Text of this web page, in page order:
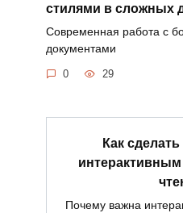
стилями в сложных
Современная работа с
документами
0 29
Как
Почему важна